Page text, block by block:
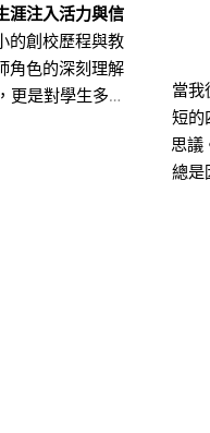
涯注入活力與信
的創校歷程與教
角色的深刻理解
是對學生多元
當我
短的
思議
總是